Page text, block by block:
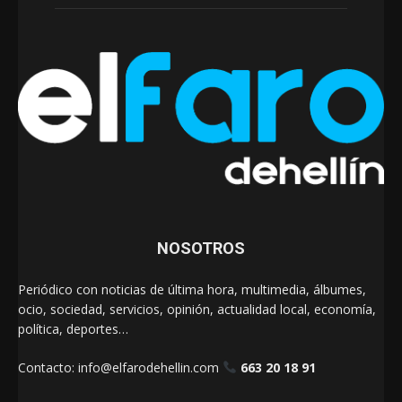
NOSOTROS
Periódico con noticias de última hora, multimedia, álbumes,
ocio, sociedad, servicios, opinión, actualidad local, economía,
política, deportes…
Contacto: info@elfarodehellin.com 663 20 18 91